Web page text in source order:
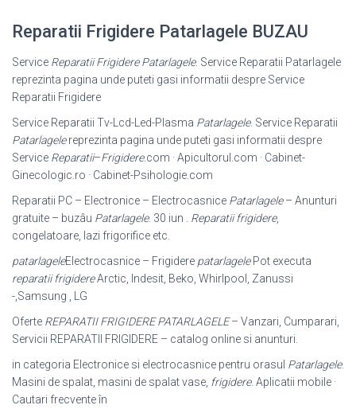
Reparatii Frigidere Patarlagele BUZAU
Service Reparatii Frigidere Patarlagele. Service Reparatii Patarlagele
reprezinta pagina unde puteti gasi informatii despre Service
Reparatii Frigidere
Service Reparatii Tv-Lcd-Led-Plasma Patarlagele. Service Reparatii
Patarlagelereprezinta pagina unde puteti gasi informatii despre
Service Reparatii–Frigidere.com · Apicultorul.com · Cabinet-
Ginecologic.ro · Cabinet-Psihologie.com
Reparatii PC – Electronice – Electrocasnice Patarlagele– Anunturi
gratuite – buzâu Patarlagele. 30 iun . Reparatii frigidere,
congelatoare, lazi frigorifice etc.
patarlageleElectrocasnice – Frigidere patarlagelePot executa
reparatii frigidereArctic, Indesit, Beko, Whirlpool, Zanussi
-,Samsung , LG
Oferte REPARATII FRIGIDERE PATARLAGELE– Vanzari, Cumparari,
Servicii REPARATII FRIGIDERE – catalog online si anunturi.
in categoria Electronice si electrocasnice pentru orasul Patarlagele.
Masini de spalat, masini de spalat vase, frigidere. Aplicatii mobile ·
Cautari frecvente în